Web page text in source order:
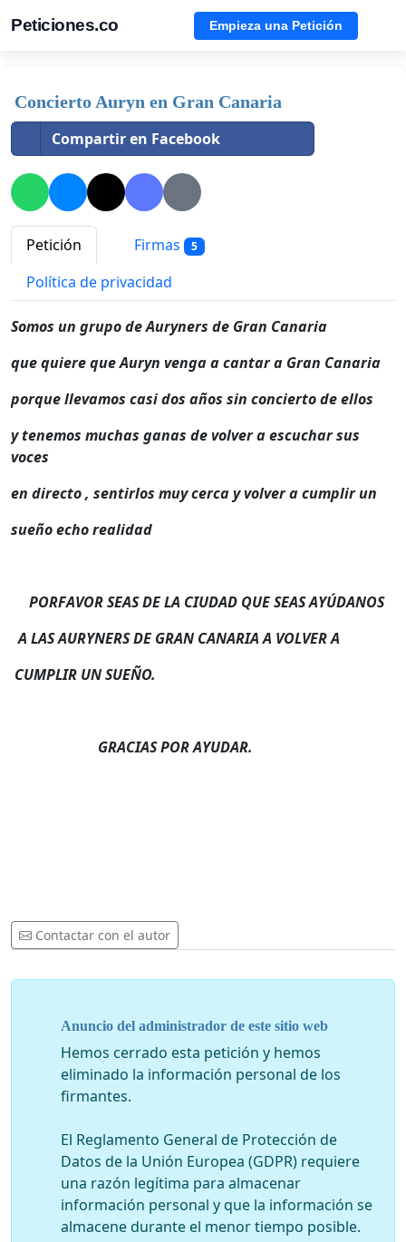
Peticiones.co Empieza una Petición
Concierto Auryn en Gran Canaria
Compartir en Facebook
Petición Firmas 5
Política de privacidad
Somos un grupo de Auryners de Gran Canaria
que quiere que Auryn venga a cantar a Gran Canaria
porque llevamos casi dos años sin concierto de ellos
y tenemos muchas ganas de volver a escuchar sus
voces
en directo , sentirlos muy cerca y volver a cumplir un
sueño echo realidad
PORFAVOR SEAS DE LA CIUDAD QUE SEAS AYÚDANOS
A LAS AURYNERS DE GRAN CANARIA A VOLVER A
CUMPLIR UN SUEÑO.
GRACIAS POR AYUDAR.
Contactar con el autor
Anuncio del administrador de este sitio web
Hemos cerrado esta petición y hemos
eliminado la información personal de los
firmantes.
El Reglamento General de Protección de
Datos de la Unión Europea (GDPR) requiere
una razón legítima para almacenar
información personal y que la información se
almacene durante el menor tiempo posible.